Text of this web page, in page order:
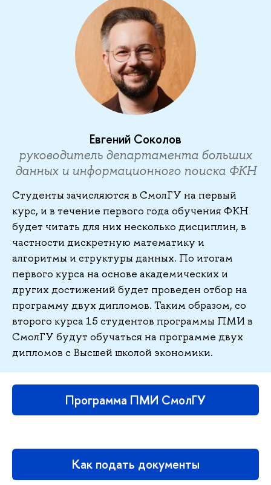
Евгений Соколов
руководитель департамента больших
данных и информационного поиска ФКН
Студенты зачисляются в СмолГУ на первый
курс, и в течение первого года обучения ФКН
будет читать для них несколько дисциплин, в
частности дискретную математику и
алгоритмы и структуры данных. По итогам
первого курса на основе академических и
других достижений будет проведен отбор на
программу двух дипломов. Таким образом, со
второго курса 15 студентов программы ПМИ в
СмолГУ будут обучаться на программе двух
дипломов с Высшей школой экономики.
Программа ПМИ СмолГУ
Как подать документы